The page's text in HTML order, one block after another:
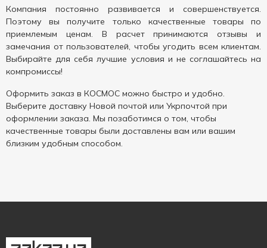
Компания постоянно развивается и совершенствуется.
Поэтому вы получите только качественные товары по
приемлемым ценам. В расчет принимаются отзывы и
замечания от пользователей, чтобы угодить всем клиентам.
Выбирайте для себя лучшие условия и не соглашайтесь на
компромиссы!
Оформить заказ в КОСМОС можно быстро и удобно.
Выберите доставку Новой почтой или Укрпочтой при
оформлении заказа. Мы позаботимся о том, чтобы
качественные товары были доставлены вам или вашим
близким удобным способом.